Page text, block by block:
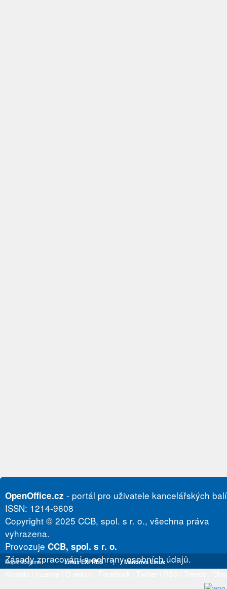
OpenOffice.cz - portál pro uživatele kancelářských
ISSN: 1214-9608
Copyright © 2025 CCB, spol. s r. o., všechna práva
vyhrazena.
Provozuje CCB, spol. s r. o.
Zásady zpracování a ochrany osobních údajů.
Doporučujeme Linux EXPRES | Mandriva Linux